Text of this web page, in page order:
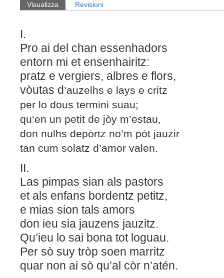
Schede primarie
Visualizza (scheda attiva)
Revisioni
I.
Pro ai del chan essenhadors
entorn mi et ensenhairitz:
pratz e vergiers, albres e flors,
vòutas d’auzelhs e lays e critz
per lo dous termini suau;
qu’en un petit de jòy m’estau,
don nulhs depòrtz no’m pòt jauzir
tan cum solatz d’amor valen.
II.
Las pimpas sian als pastors
et als enfans bordentz petitz,
e mias sion tals amors
don ieu sia jauzens jauzitz.
Qu’ieu lo sai bona tot loguau.
Per sò suy tròp soen marritz
quar non ai sò qu’al còr n’atén.